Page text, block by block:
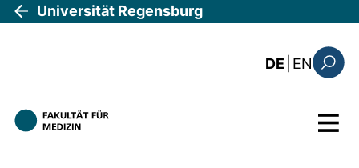
Direkt zum Inhalt
Universität Regensburg
DE EN: the
Menü